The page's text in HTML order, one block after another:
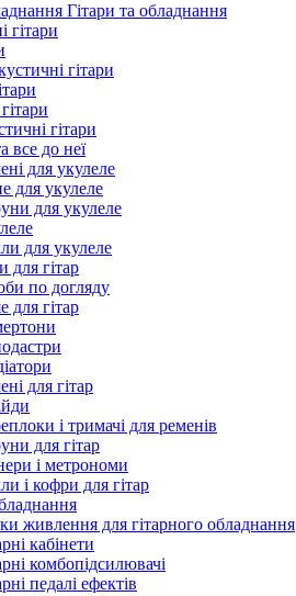
Гітари та обладнання
гітари
гітари
гітари
все до неї
для укулеле
для укулеле
для укулеле
для укулеле
для гітар
по догляду
для гітар
для гітар
і тримачі для ременів
для гітар
і метрономи
і кофри для гітар
живлення для гітарного обладнання
кабінети
комбопідсилювачі
педалі ефектів